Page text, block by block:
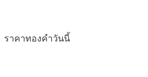
ราคาทองคำวันนี้